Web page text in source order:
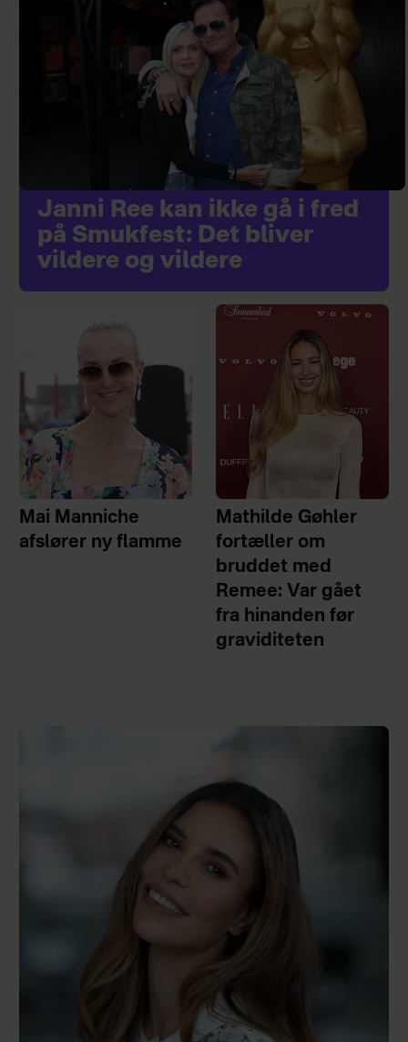
Janni Ree kan ikke gå i fred
på Smukfest: Det bliver
vildere og vildere
Mai Manniche
afslører ny flamme
Mathilde Gøhler
fortæller om
bruddet med
Remee: Var gået
fra hinanden før
graviditeten